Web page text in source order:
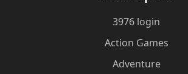
3976 login
Action Games
Adventure